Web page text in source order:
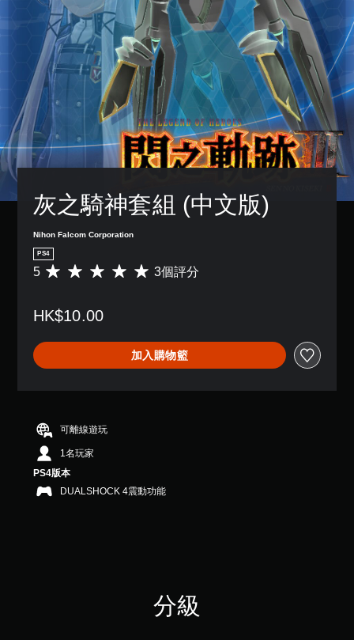
灰之騎神套組 (中文版)
Nihon Falcom Corporation
PS4
平
分
5
顆
星
5
顆
星
）
，
共
5 3個評分
HK$10.00
加入購物籃
可離線遊玩
1名玩家
PS4版本
DUALSHOCK 4震動功能
分級